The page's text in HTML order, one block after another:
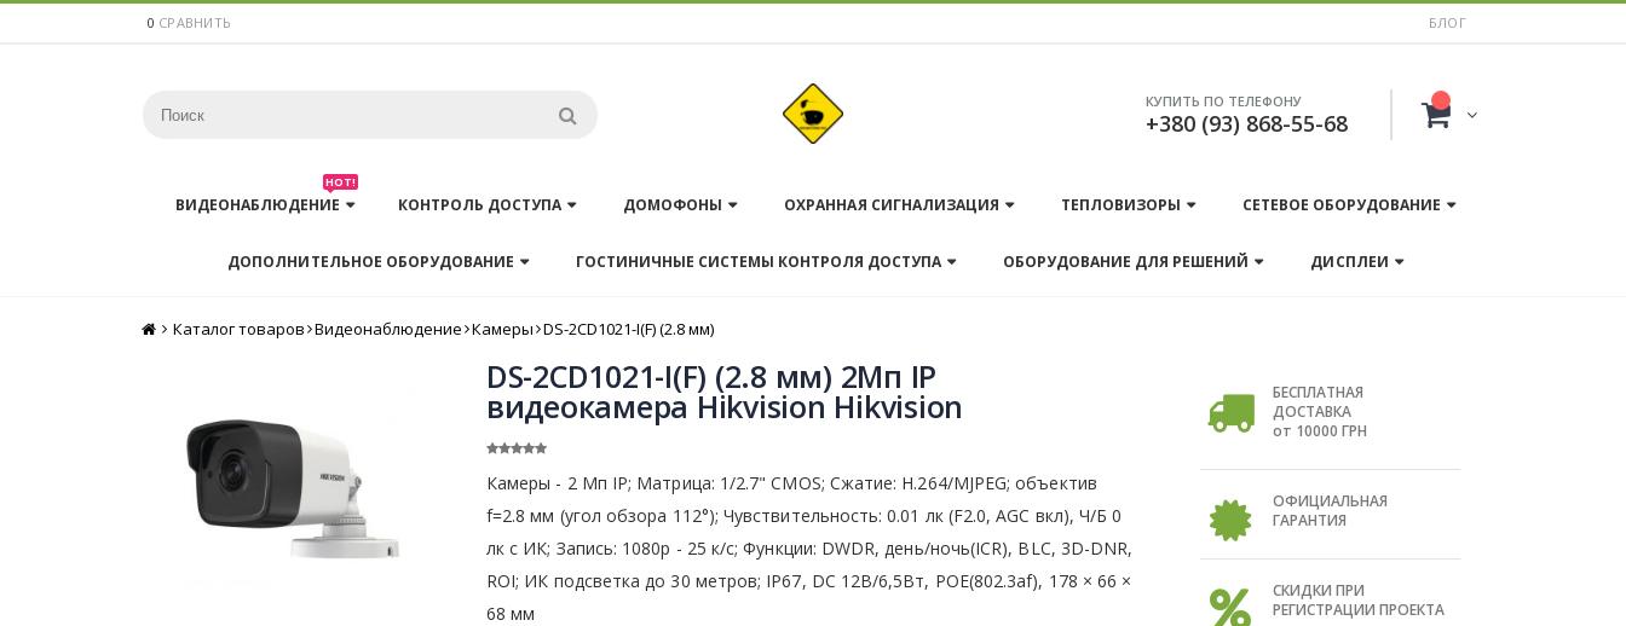
0 СРАВНИТЬ БЛОГ
КУПИТЬ ПО ТЕЛЕФОНУ
+380 (93) 868-55-68
ВИДЕОНАБЛЮДЕНИЕ
HOT!
КОНТРОЛЬ ДОСТУПА ДОМОФОНЫ ОХРАННАЯ СИГНАЛИЗАЦИЯ ТЕПЛОВИЗОРЫ СЕТЕВОЕ ОБОРУДОВАНИЕ
ДОПОЛНИТЕЛЬНОЕ ОБОРУДОВАНИЕ ГОСТИНИЧНЫЕ СИСТЕМЫ КОНТРОЛЯ ДОСТУПА ОБОРУДОВАНИЕ ДЛЯ РЕШЕНИЙ ДИСПЛЕИ
Главная
Каталог товаров Видеонаблюдение Камеры DS-2CD1021-I(F) (2.8 мм)
DS-2CD1021-I(F) (2.8 мм) 2Мп IP
видеокамера Hikvision Hikvision
Камеры - 2 Мп IP; Матрица: 1/2.7" CMOS; Сжатие: H.264/MJPEG; объектив
f=2.8 мм (угол обзора 112°); Чувствительность: 0.01 лк (F2.0, AGC вкл), Ч/Б 0
лк с ИК; Запись: 1080р - 25 к/с; Функции: DWDR, день/ночь(ICR), BLC, 3D-DNR,
ROI; ИК подсветка до 30 метров; IP67, DC 12В/6,5Вт, POE(802.3af), 178 × 66 ×
68 мм
БЕСПЛАТНАЯ
ДОСТАВКА
от 10000 ГРН
ОФИЦИАЛЬНАЯ
ГАРАНТИЯ
СКИДКИ ПРИ
РЕГИСТРАЦИИ ПРОЕКТА